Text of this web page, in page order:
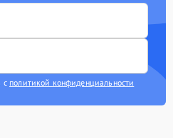
с политикой конфиденциальности